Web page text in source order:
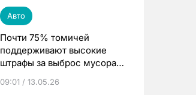
Авто
Почти 75% томичей
поддерживают высокие
штрафы за выброс мусора
09:01 / 13.05.26